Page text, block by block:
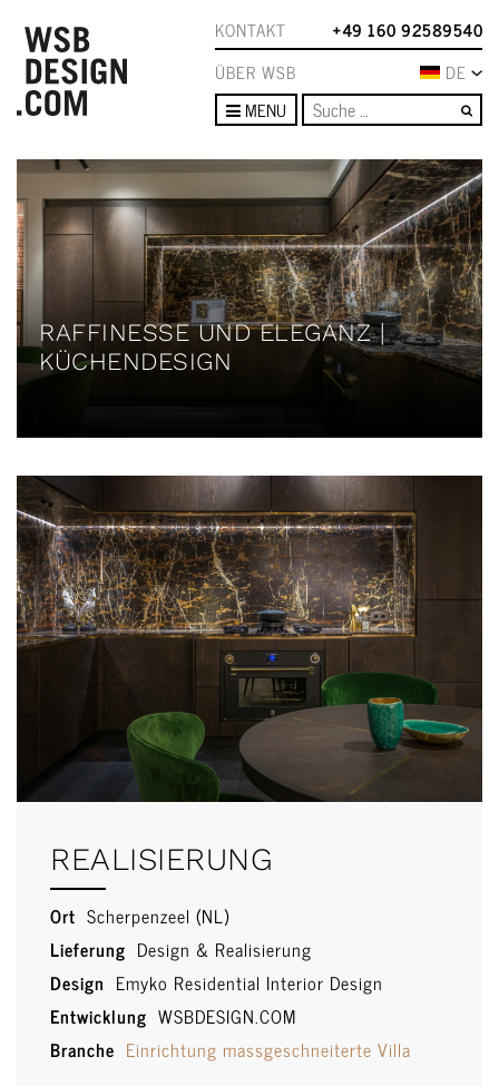
KONTAKT
+49 160 92589540
ÜBER WSB
DE
MENU
RAFFINESSE UND ELEGANZ |
KÜCHENDESIGN
REALISIERUNG
Ort Scherpenzeel (NL)
Lieferung Design & Realisierung
Design Emyko Residential Interior Design
Entwicklung WSBDESIGN.COM
Branche Einrichtung massgeschneiterte Villa